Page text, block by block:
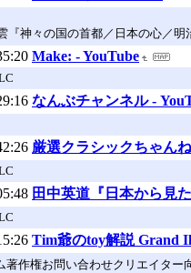
『神々の国の首都／日本の心／明
Make: - YouTube
なんぶチャンネル -
厳選クラシックちゃん
田中英道『日本から見
Tim爺のtoy解説 Grand
著作権お問い合わせクリエイタ